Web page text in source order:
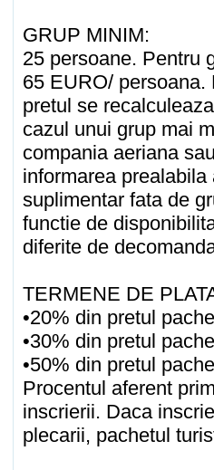
GRUP MINIM:
25 persoane. Pentru
65 EURO/
pretul se
cazul unui grup mai
compania aeriana
informarea
suplimentar fata de
functie de
diferite de
TERMENE DE
•20% din pretul
•30% din pretul
•50% din pretul
Procentul aferent
inscrierii. Daca
plecarii, pachetul